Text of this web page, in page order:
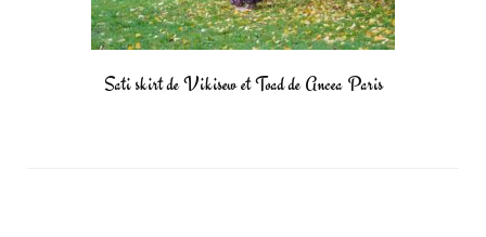
Sati skirt de Vikisew et Toad de Ancea Paris